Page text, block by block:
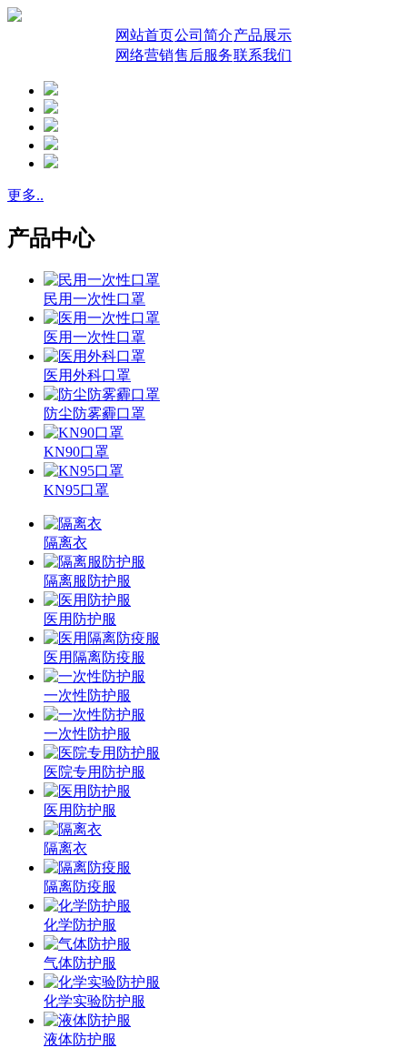
网站首页公司简介产品展示
网络营销售后服务联系我们
更多..
产品中心
民用一次性口罩
医用一次性口罩
医用外科口罩
防尘防雾霾口罩
KN90口罩
KN95口罩
隔离衣
隔离服防护服
医用防护服
医用隔离防疫服
一次性防护服
一次性防护服
医院专用防护服
医用防护服
隔离衣
隔离防疫服
化学防护服
气体防护服
化学实验防护服
液体防护服